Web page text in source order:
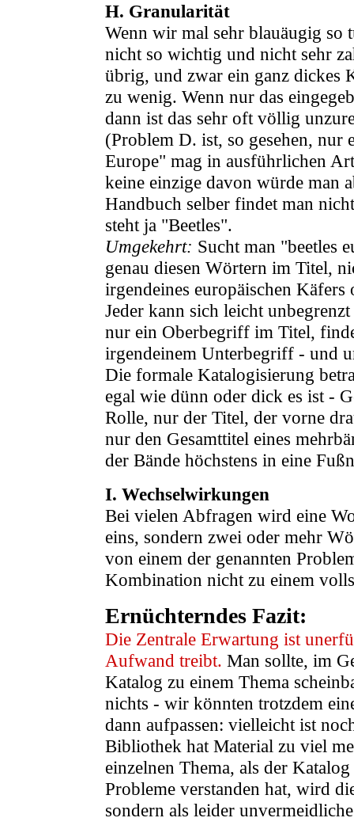
H. Granularität
Wenn wir mal sehr blauäugig so
nicht so wichtig und nicht sehr
übrig, und zwar ein ganz dickes
zu wenig. Wenn nur das
dann ist das sehr oft völlig
(Problem D. ist, so gesehen,
Europe" mag in ausführlichen
keine einzige davon würde man
Handbuch selber findet man
steht ja "Beetles".
Umgekehrt: Sucht man "beetles
genau diesen Wörtern im Titel,
irgendeines europäischen
Jeder kann sich leicht
nur ein Oberbegriff im Titel,
irgendeinem Unterbegriff - und
Die formale Katalogisierung
egal wie dünn oder dick es ist -
Rolle, nur der Titel, der vorne
nur den Gesamttitel eines
der Bände höchstens in eine
I. Wechselwirkungen
Bei vielen Abfragen wird eine
eins, sondern zwei oder mehr
von einem der genannten
Kombination nicht zu einem
Ernüchterndes Fazit:
Die Zentrale Erwartung ist
Aufwand treibt. Man sollte, im
Katalog zu einem Thema
nichts - wir könnten trotzdem
dann aufpassen: vielleicht ist
Bibliothek hat Material zu viel
einzelnen Thema, als der
Probleme verstanden hat, wird
sondern als leider